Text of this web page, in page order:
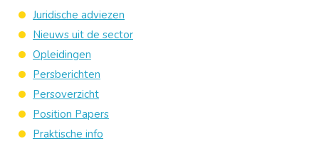
Juridische adviezen
Nieuws uit de sector
Opleidingen
Persberichten
Persoverzicht
Position Papers
Praktische info